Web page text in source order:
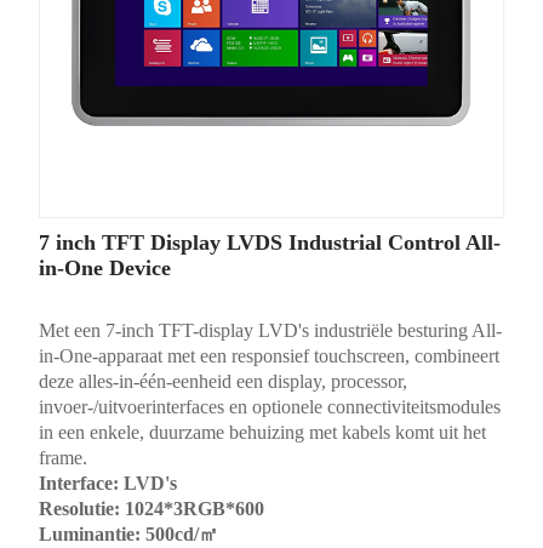
7 inch TFT Display LVDS Industrial Control All-
in-One Device
Met een 7-inch TFT-display LVD's industriële besturing All-
in-One-apparaat met een responsief touchscreen, combineert
deze alles-in-één-eenheid een display, processor,
invoer-/uitvoerinterfaces en optionele connectiviteitsmodules
in een enkele, duurzame behuizing met kabels komt uit het
frame.
Interface: LVD's
Resolutie: 1024*3RGB*600
Luminantie: 500cd/㎡